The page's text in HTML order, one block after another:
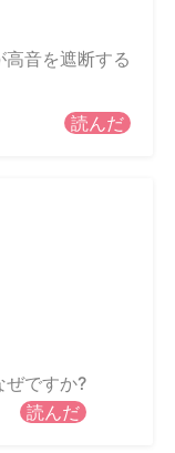
高音を遮断する
読んだ
ぜですか?
読んだ